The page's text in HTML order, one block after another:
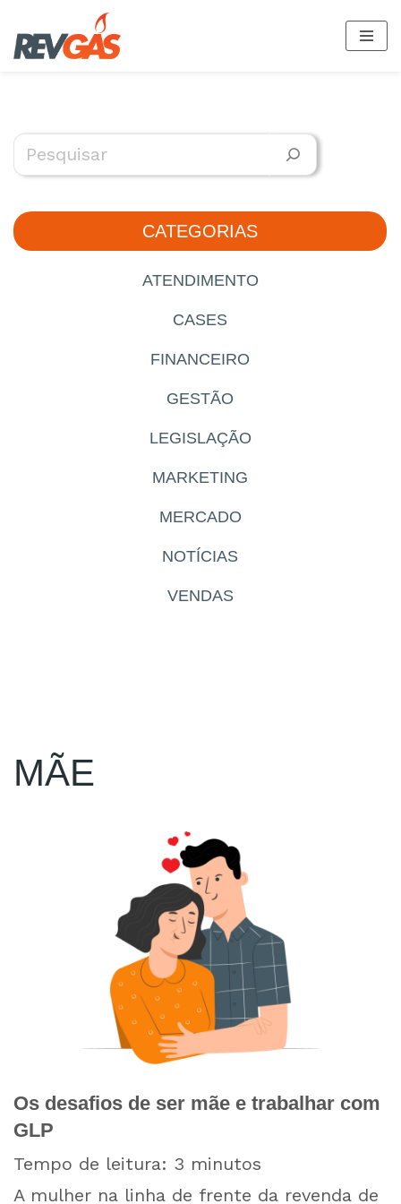
Saltar
CATEGORIAS
ATENDIMENTO
CASES
FINANCEIRO
GESTÃO
LEGISLAÇÃO
MARKETING
MERCADO
NOTÍCIAS
VENDAS
MÃE
Os desafios de ser mãe e trabalhar com
GLP
Tempo de leitura: 3 minutos
A mulher na linha de frente da revenda de